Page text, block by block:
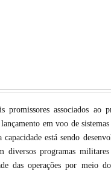
promissores associados
em voo de
capacidade está sendo
diversos programas
das operações por meio